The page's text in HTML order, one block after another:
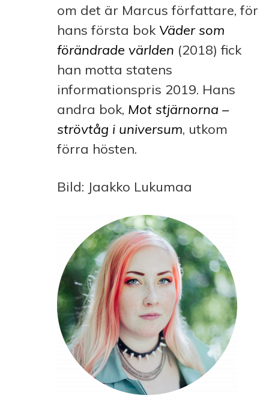
om det är Marcus författare, för
hans första bok Väder som
förändrade världen (2018) fick
han motta statens
informationspris 2019. Hans
andra bok, Mot stjärnorna –
strövtåg i universum, utkom
förra hösten.
Bild: Jaakko Lukumaa